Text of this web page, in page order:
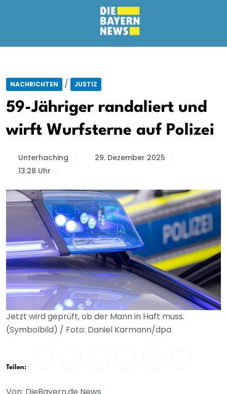
NACHRICHTEN / JUSTIZ
59-Jähriger randaliert und
wirft Wurfsterne auf Polizei
Unterhaching
29. Dezember 2025
13:28 Uhr
Jetzt wird geprüft, ob der Mann in Haft muss.
(Symbolbild) / Foto: Daniel Karmann/dpa
Teilen: